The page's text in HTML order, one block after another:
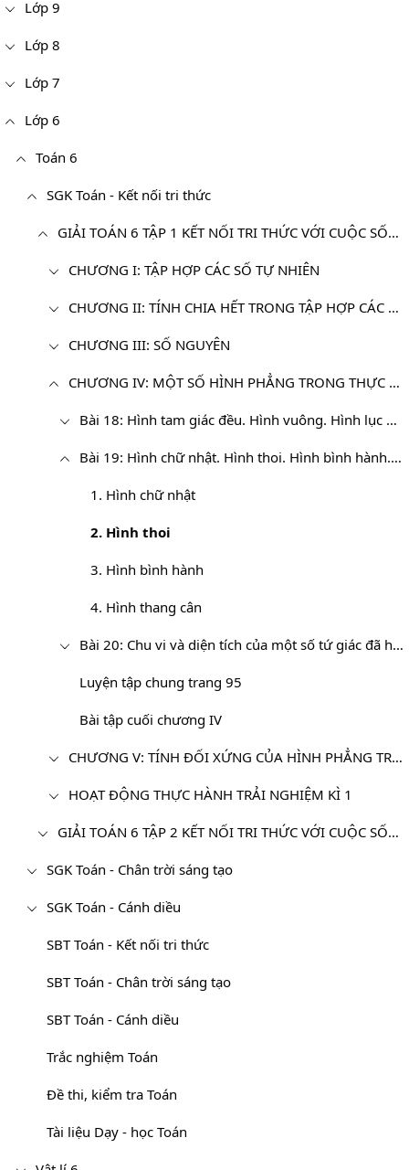
Lớp 9
Lớp 8
Lớp 7
Lớp 6
Toán 6
SGK Toán - Kết nối tri thức
GIẢI TOÁN 6 TẬP 1 KẾT NỐI TRI THỨC VỚI CUỘC SỐNG
CHƯƠNG I: TẬP HỢP CÁC SỐ TỰ NHIÊN
CHƯƠNG II: TÍNH CHIA HẾT TRONG TẬP HỢP CÁC SỐ TỰ NHIÊN
CHƯƠNG III: SỐ NGUYÊN
CHƯƠNG IV: MỘT SỐ HÌNH PHẲNG TRONG THỰC TIỄN
Bài 18: Hình tam giác đều. Hình vuông. Hình lục giác đều
Bài 19: Hình chữ nhật. Hình thoi. Hình bình hành. Hình thang cân
1. Hình chữ nhật
2. Hình thoi
3. Hình bình hành
4. Hình thang cân
Bài 20: Chu vi và diện tích của một số tứ giác đã học
Luyện tập chung trang 95
Bài tập cuối chương IV
CHƯƠNG V: TÍNH ĐỐI XỨNG CỦA HÌNH PHẲNG TRONG TỰ NHIÊN
HOẠT ĐỘNG THỰC HÀNH TRẢI NGHIỆM KÌ 1
GIẢI TOÁN 6 TẬP 2 KẾT NỐI TRI THỨC VỚI CUỘC SỐNG
SGK Toán - Chân trời sáng tạo
SGK Toán - Cánh diều
SBT Toán - Kết nối tri thức
SBT Toán - Chân trời sáng tạo
SBT Toán - Cánh diều
Trắc nghiệm Toán
Đề thi, kiểm tra Toán
Tài liệu Dạy - học Toán